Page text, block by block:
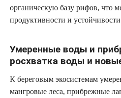
органическую базу рифов, что
продуктивности и
Умеренные воды и
pocхватка воды и
К береговым экосистемам
мангровые леса, прибрежные